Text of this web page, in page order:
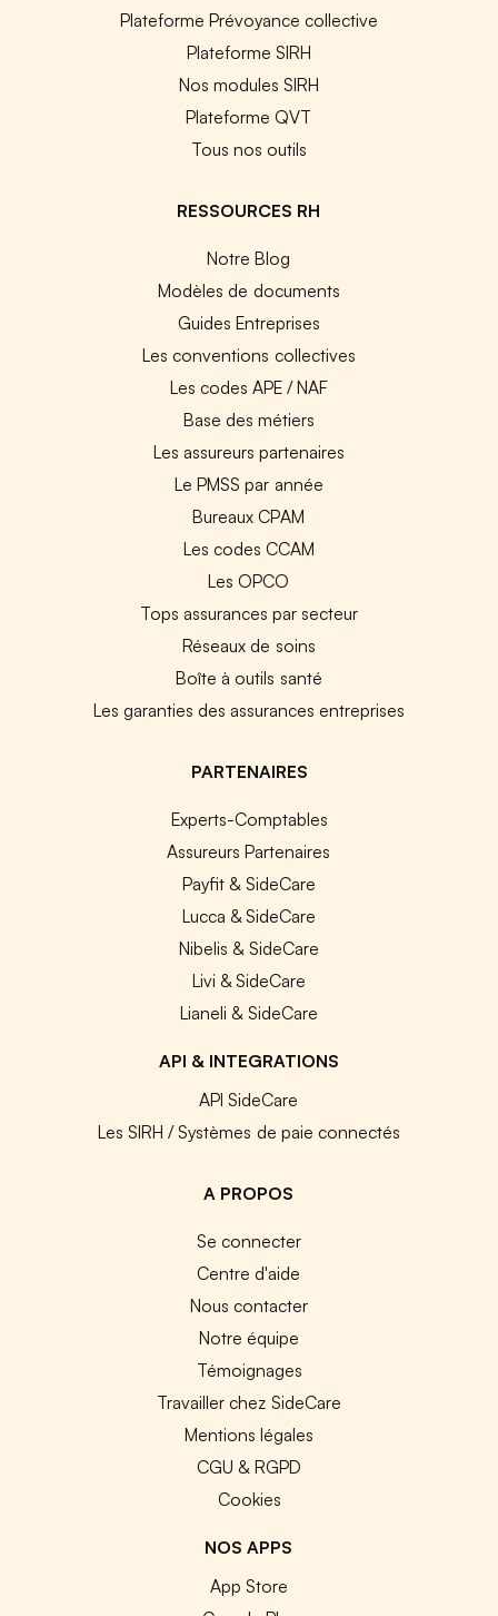
Plateforme Prévoyance collective
Plateforme SIRH
Nos modules SIRH
Plateforme QVT
Tous nos outils
RESSOURCES RH
Notre Blog
Modèles de documents
Guides Entreprises
Les conventions collectives
Les codes APE / NAF
Base des métiers
Les assureurs partenaires
Le PMSS par année
Bureaux CPAM
Les codes CCAM
Les OPCO
Tops assurances par secteur
Réseaux de soins
Boîte à outils santé
Les garanties des assurances entreprises
PARTENAIRES
Experts-Comptables
Assureurs Partenaires
Payfit & SideCare
Lucca & SideCare
Nibelis & SideCare
Livi & SideCare
Lianeli & SideCare
API & INTEGRATIONS
API SideCare
Les SIRH / Systèmes de paie connectés
A PROPOS
Se connecter
Centre d'aide
Nous contacter
Notre équipe
Témoignages
Travailler chez SideCare
Mentions légales
CGU & RGPD
Cookies
NOS APPS
App Store